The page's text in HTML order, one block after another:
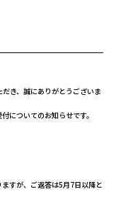
き、誠にありがとうございま
についてのお知らせです。
すが、ご返答は5月7日以降と